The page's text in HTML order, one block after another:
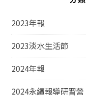
2023年報
2023淡水生活節
2024年報
2024永續報導研習營